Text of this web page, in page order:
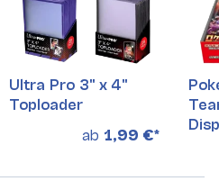
Ultra Pro 3" x 4"
Toploader
ab 1,99 €*